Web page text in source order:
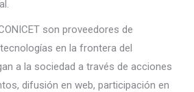
son proveedores de
en la frontera del
a la sociedad a través de acciones
difusión en web, participación en